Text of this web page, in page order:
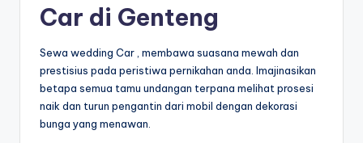
Car di Genteng
Sewa wedding Car , membawa suasana mewah dan
prestisius pada peristiwa pernikahan anda. Imajinasikan
betapa semua tamu undangan terpana melihat prosesi
naik dan turun pengantin dari mobil dengan dekorasi
bunga yang menawan.